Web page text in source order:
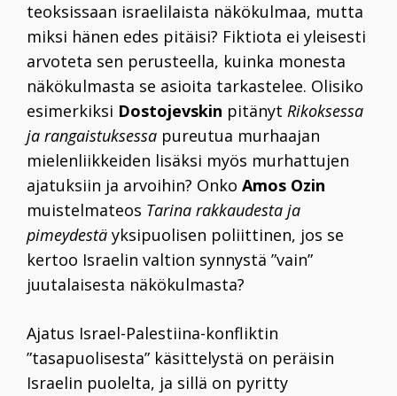
teoksissaan israelilaista näkökulmaa, mutta
miksi hänen edes pitäisi? Fiktiota ei yleisesti
arvoteta sen perusteella, kuinka monesta
näkökulmasta se asioita tarkastelee. Olisiko
esimerkiksi Dostojevskin pitänyt Rikoksessa
ja rangaistuksessa pureutua murhaajan
mielenliikkeiden lisäksi myös murhattujen
ajatuksiin ja arvoihin? Onko Amos Ozin
muistelmateos Tarina rakkaudesta ja
pimeydestä yksipuolisen poliittinen, jos se
kertoo Israelin valtion synnystä ”vain”
juutalaisesta näkökulmasta?
Ajatus Israel-Palestiina-konfliktin
”tasapuolisesta” käsittelystä on peräisin
Israelin puolelta, ja sillä on pyritty